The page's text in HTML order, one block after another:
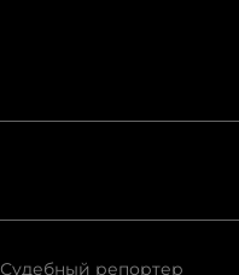
Судебный репортер